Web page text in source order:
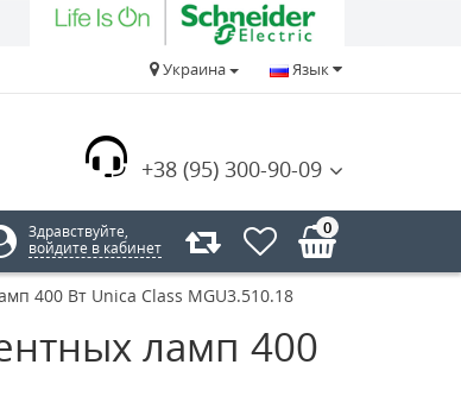
Язык
Украина
+38 (95) 300-90-09
Здравствуйте,
войдите в кабинет
0
400 Вт Unica Class MGU3.510.18
ламп 400